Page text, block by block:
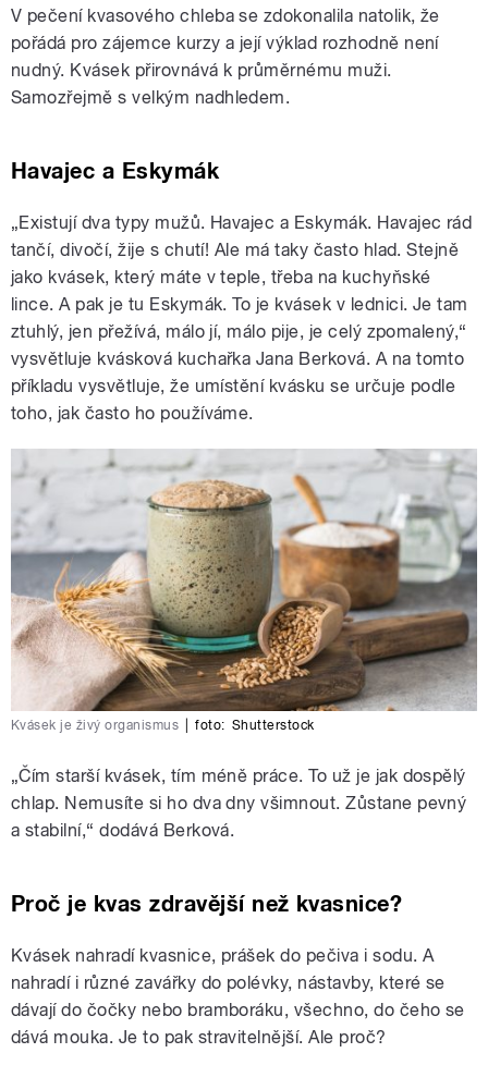
V pečení kvasového chleba se zdokonalila natolik, že
pořádá pro zájemce kurzy a její výklad rozhodně není
nudný. Kvásek přirovnává k průměrnému muži.
Samozřejmě s velkým nadhledem.
Havajec a Eskymák
„Existují dva typy mužů. Havajec a Eskymák. Havajec rád
tančí, divočí, žije s chutí! Ale má taky často hlad. Stejně
jako kvásek, který máte v teple, třeba na kuchyňské
lince. A pak je tu Eskymák. To je kvásek v lednici. Je tam
ztuhlý, jen přežívá, málo jí, málo pije, je celý zpomalený,“
vysvětluje kvásková kuchařka Jana Berková. A na tomto
příkladu vysvětluje, že umístění kvásku se určuje podle
toho, jak často ho používáme.
Kvásek je živý organismus foto: Shutterstock
„Čím starší kvásek, tím méně práce. To už je jak dospělý
chlap. Nemusíte si ho dva dny všimnout. Zůstane pevný
a stabilní,“ dodává Berková.
Proč je kvas zdravější než kvasnice?
Kvásek nahradí kvasnice, prášek do pečiva i sodu. A
nahradí i různé zavářky do polévky, nástavby, které se
dávají do čočky nebo bramboráku, všechno, do čeho se
dává mouka. Je to pak stravitelnější. Ale proč?